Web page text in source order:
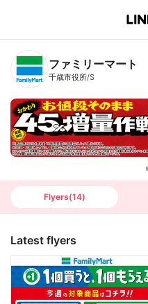
B
n
T
ファミリーマート
千歳市役所/S
Flyers(14)
Latest flyers